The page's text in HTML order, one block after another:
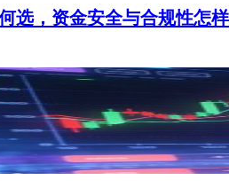
选，资金安全与合规性怎